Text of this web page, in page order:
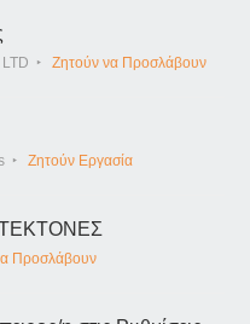
Ζητούν να Προσλάβουν
Ζητούν Εργασία
Προσλάβουν